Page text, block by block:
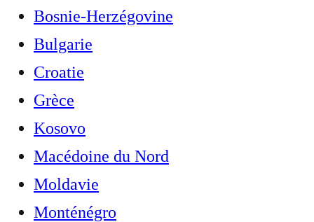
Bosnie-Herzégovine
Bulgarie
Croatie
Grèce
Kosovo
Macédoine du Nord
Moldavie
Monténégro